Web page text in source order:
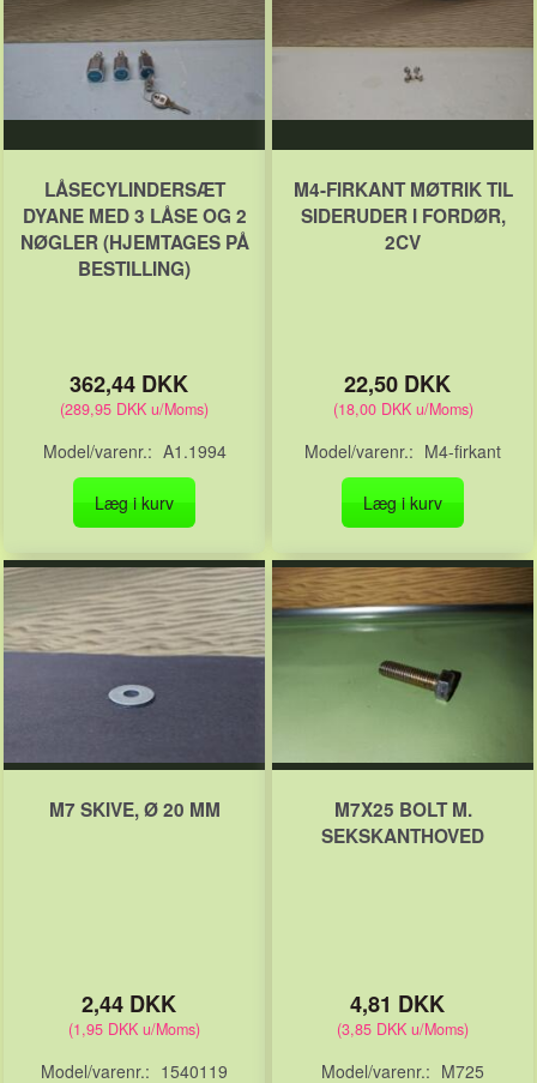
LÅSECYLINDERSÆT
DYANE MED 3 LÅSE OG 2
NØGLER (HJEMTAGES PÅ
BESTILLING)
362,44 DKK
(289,95 DKK u/Moms)
Model/varenr.: A1.1994
Læg i kurv
M4-FIRKANT MØTRIK TIL
SIDERUDER I FORDØR,
2CV
22,50 DKK
(18,00 DKKu/Moms)
Model/varenr.: M4-firkant
Læg i kurv
M7 SKIVE, Ø 20 MM
2,44 DKK
(1,95 DKK u/Moms)
Model/varenr.: 1540119
M7X25 BOLT M.
SEKSKANTHOVED
4,81 DKK
(3,85 DKK u/Moms)
Model/varenr.: M725